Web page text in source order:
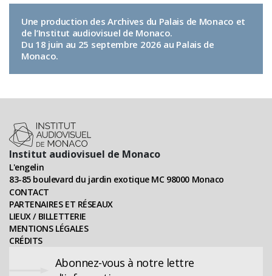
Une production des Archives du Palais de Monaco et
de l’Institut audiovisuel de Monaco.
Du 18 juin au 25 septembre 2026 au Palais de
Monaco.
Institut audiovisuel de Monaco
L'engelin
83-85 boulevard du jardin exotique MC 98000 Monaco
CONTACT
PARTENAIRES ET RÉSEAUX
LIEUX / BILLETTERIE
MENTIONS LÉGALES
CRÉDITS
Abonnez-vous à notre lettre